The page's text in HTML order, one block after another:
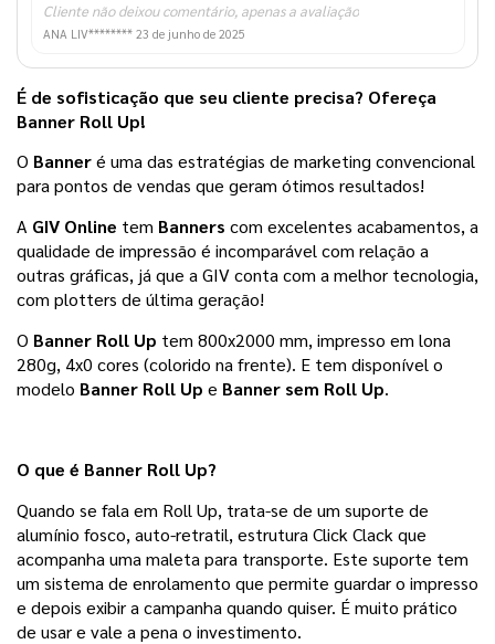
Cliente não deixou comentário, apenas a avaliação
ANA LIV******** 23 de junho de 2025
É de sofisticação que seu cliente precisa? Ofereça
Banner Roll Up!
O Banner é uma das estratégias de marketing convencional
para pontos de vendas que geram ótimos resultados!
A GIV Online tem Banners com excelentes acabamentos, a
qualidade de impressão é incomparável com relação a
outras gráficas, já que a GIV conta com a melhor tecnologia,
com plotters de última geração!
O Banner Roll Up tem 800x2000 mm, impresso em lona
280g, 4x0 cores (colorido na frente). E tem disponível o
modelo Banner Roll Up e Banner sem Roll Up.
O que é Banner Roll Up?
Quando se fala em Roll Up, trata-se de um suporte de
alumínio fosco, auto-retratil, estrutura Click Clack que
acompanha uma maleta para transporte. Este suporte tem
um sistema de enrolamento que permite guardar o impresso
e depois exibir a campanha quando quiser. É muito prático
de usar e vale a pena o investimento.